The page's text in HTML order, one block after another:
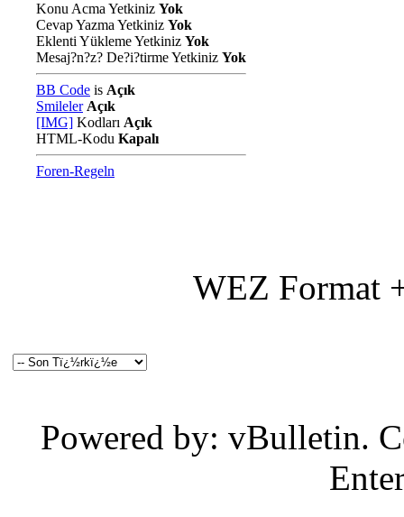
Konu Acma Yetkiniz Yok
Cevap Yazma Yetkiniz Yok
Eklenti Yükleme Yetkiniz Yok
Mesaj?n?z? De?i?tirme Yetkiniz Yok
BB Code is Açık
Smileler Açık
[IMG] Kodları Açık
HTML-Kodu Kapalı
Foren-Regeln
WEZ Format
Powered by: vBulletin.